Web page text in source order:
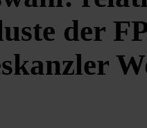
der